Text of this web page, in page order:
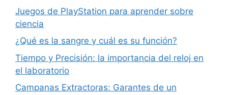
Juegos de PlayStation para aprender sobre
ciencia
¿Qué es la sangre y cuál es su función?
Tiempo y Precisión: la importancia del reloj en
el laboratorio
Campanas Extractoras: Garantes de un